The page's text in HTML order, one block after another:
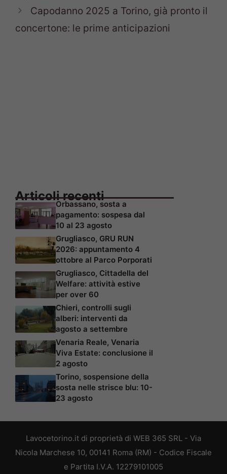
Capodanno 2025 a Torino, già pronto il
concertone: le prime anticipazioni
Articoli recenti
Orbassano, sosta a
pagamento: sospesa dal
10 al 23 agosto
Grugliasco, GRU RUN
2026: appuntamento 4
ottobre al Parco Porporati
Grugliasco, Cittadella del
Welfare: attività estive
per over 60
Chieri, controlli sugli
alberi: interventi da
agosto a settembre
Venaria Reale, Venaria
Viva Estate: conclusione il
2 agosto
Torino, sospensione della
sosta nelle strisce blu: 10-
23 agosto
Lavocetorino.it di proprietà di WEB 365 SRL - Via
Nicola Marchese 10, 00141 Roma (RM) - Codice Fiscale
e Partita I.V.A. 12279101005